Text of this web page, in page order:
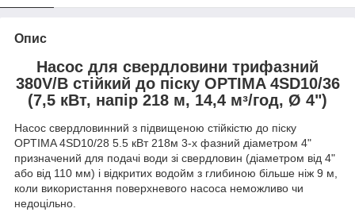
Опис
Насос для свердловини трифазний
380V/В стійкий до піску OPTIMA 4SD10/36
(7,5 кВт, напір 218 м, 14,4 мᶟ/год, Ø 4")
Насос свердловинний з підвищеною стійкістю до піску
OPTIMA 4SD10/28 5.5 кВт 218м 3-х фазний діаметром 4"
призначений для подачі води зі свердловин (діаметром від 4"
або від 110 мм) і відкритих водойм з глибиною більше ніж 9 м,
коли використання поверхневого насоса неможливо чи
недоцільно.